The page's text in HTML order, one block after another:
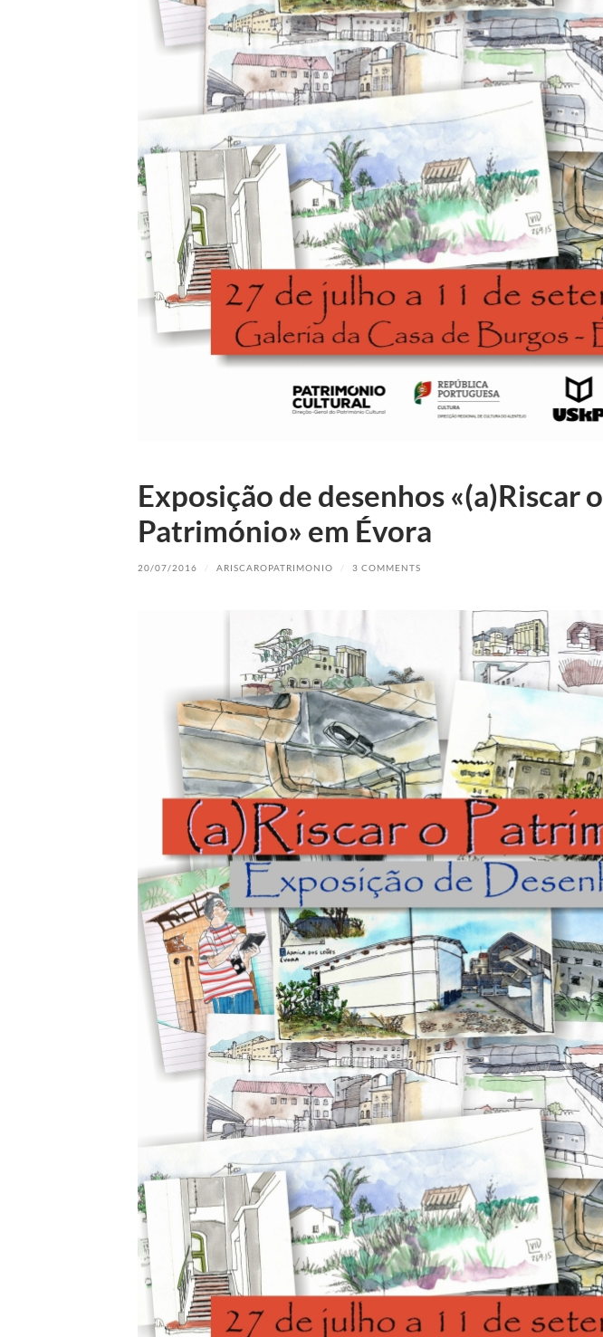
Exposição de desenhos «(a)Riscar o
Património» em Évora
20/07/2016 / ARISCAROPATRIMONIO / 3 COMMENTS